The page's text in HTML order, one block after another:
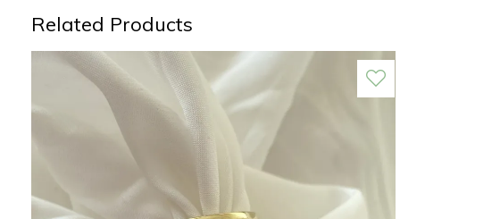
Related Products